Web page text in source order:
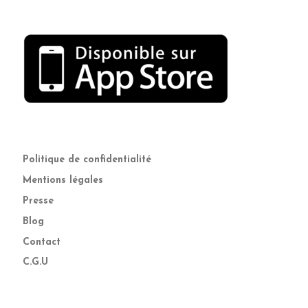
Politique de confidentialité
Mentions légales
Presse
Blog
Contact
C.G.U